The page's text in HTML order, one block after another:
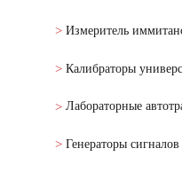
Измеритель
Калибраторы
Лабораторные
Генераторы сигналов